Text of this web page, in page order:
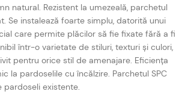
natural. Rezistent la umezeală, parchetul
Se instalează foarte simplu, datorită unui
care permite plăcilor să fie fixate fără a fi
într-o varietate de stiluri, texturi și culori,
pentru orice stil de amenajare. Eficiența
la pardoselile cu încălzire. Parchetul SPC
existente.